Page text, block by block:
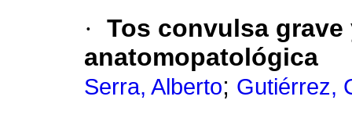
· Tos convulsa
anatomopatológica
Serra, Alberto; Gutiérrez,